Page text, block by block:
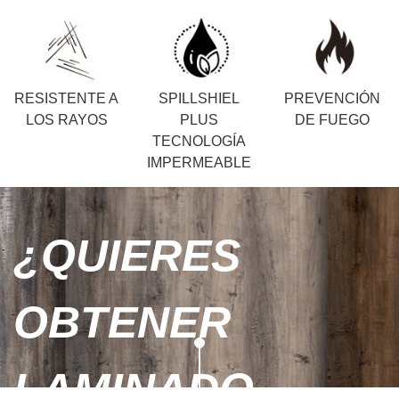
RESISTENTE A
LOS RAYOS
SPILLSHIEL
PLUS
TECNOLOGÍA
IMPERMEABLE
PREVENCIÓN
DE FUEGO
¿QUIERES
OBTENER
LAMINADO